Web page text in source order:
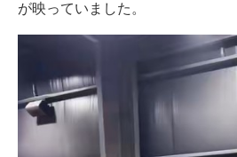
が映っていました。